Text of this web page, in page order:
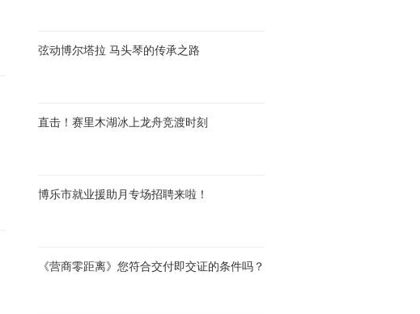
弦动博尔塔拉 马头琴的传承之路
直击！赛里木湖冰上龙舟竞渡时刻
博乐市就业援助月专场招聘来啦！
《营商零距离》您符合交付即交证的条件吗？